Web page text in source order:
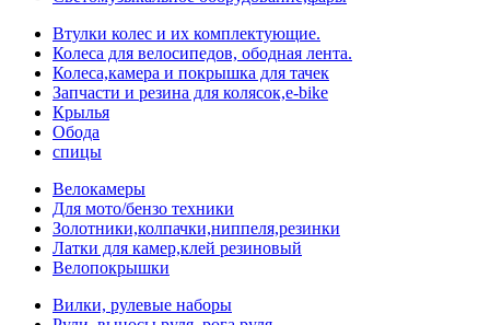
Втулки колес и их комплектующие.
Колеса для велосипедов, ободная лента.
Колеса,камера и покрышка для тачек
Запчасти и резина для колясок,e-bike
Крылья
Обода
спицы
Велокамеры
Для мото/бензо техники
Золотники,колпачки,ниппеля,резинки
Латки для камер,клей резиновый
Велопокрышки
Вилки, рулевые наборы